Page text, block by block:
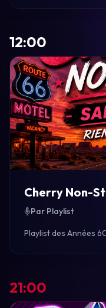
12:00
Cherry Non-
Par Playlist
Playlist des Années
21:00